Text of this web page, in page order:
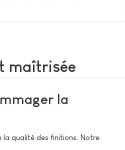
maîtrisée
la
la qualité des finitions. Notre